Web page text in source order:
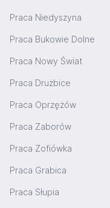
Praca Niedyszyna
Praca Bukowie Dolne
Praca Nowy Świat
Praca Drużbice
Praca Oprzężów
Praca Zaborów
Praca Zofiówka
Praca Grabica
Praca Słupia